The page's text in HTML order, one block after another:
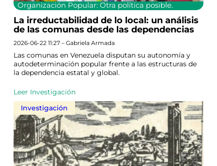
Organización Popular: Otra política posible.
La irreductabilidad de lo local: un análisis
de las comunas desde las dependencias
2026-06-22 11:27 – Gabriela Armada
Las comunas en Venezuela disputan su autonomía y
autodeterminación popular frente a las estructuras de
la dependencia estatal y global.
Leer Investigación
Investigación